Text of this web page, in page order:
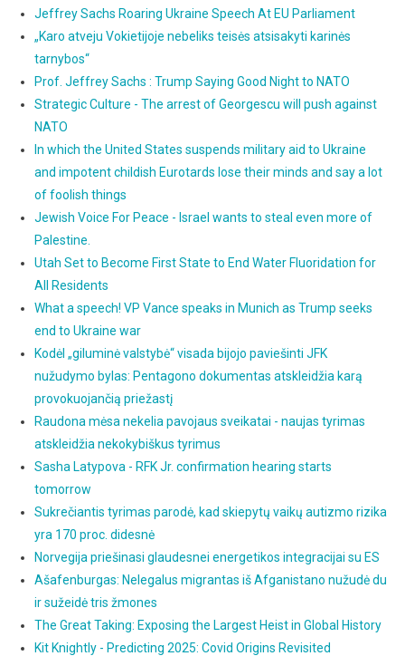
Jeffrey Sachs Roaring Ukraine Speech At EU Parliament
„Karo atveju Vokietijoje nebeliks teisės atsisakyti karinės
tarnybos“
Prof. Jeffrey Sachs : Trump Saying Good Night to NATO
Strategic Culture - The arrest of Georgescu will push against
NATO
In which the United States suspends military aid to Ukraine
and impotent childish Eurotards lose their minds and say a lot
of foolish things
Jewish Voice For Peace - Israel wants to steal even more of
Palestine.
Utah Set to Become First State to End Water Fluoridation for
All Residents
What a speech! VP Vance speaks in Munich as Trump seeks
end to Ukraine war
Kodėl „giluminė valstybė“ visada bijojo paviešinti JFK
nužudymo bylas: Pentagono dokumentas atskleidžia karą
provokuojančią priežastį
Raudona mėsa nekelia pavojaus sveikatai - naujas tyrimas
atskleidžia nekokybiškus tyrimus
Sasha Latypova - RFK Jr. confirmation hearing starts
tomorrow
Sukrečiantis tyrimas parodė, kad skiepytų vaikų autizmo rizika
yra 170 proc. didesnė
Norvegija priešinasi glaudesnei energetikos integracijai su ES
Ašafenburgas: Nelegalus migrantas iš Afganistano nužudė du
ir sužeidė tris žmones
The Great Taking: Exposing the Largest Heist in Global History
Kit Knightly - Predicting 2025: Covid Origins Revisited